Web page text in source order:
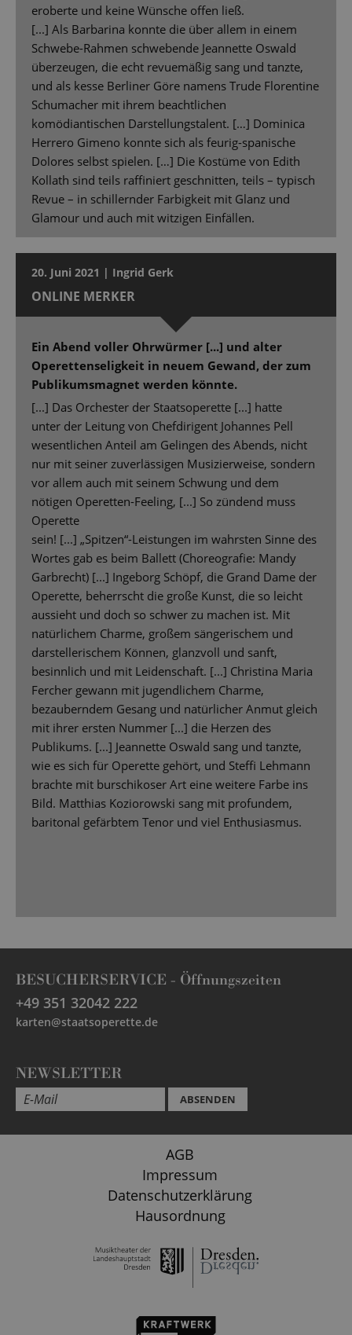
eroberte und keine Wünsche offen ließ.
[...] Als Barbarina konnte die über allem in einem
Schwebe-Rahmen schwebende Jeannette Oswald
überzeugen, die echt revuemäßig sang und tanzte,
und als kesse Berliner Göre namens Trude Florentine
Schumacher mit ihrem beachtlichen
komödiantischen Darstellungstalent. […] Dominica
Herrero Gimeno konnte sich als feurig-spanische
Dolores selbst spielen. […] Die Kostüme von Edith
Kollath sind teils raffiniert geschnitten, teils – typisch
Revue – in schillernder Farbigkeit mit Glanz und
Glamour und auch mit witzigen Einfällen.
20. Juni 2021 | Ingrid Gerk
ONLINE MERKER
Ein Abend voller Ohrwürmer [...] und alter
Operettenseligkeit in neuem Gewand, der zum
Publikumsmagnet werden könnte.
[...] Das Orchester der Staatsoperette [...] hatte
unter der Leitung von Chefdirigent Johannes Pell
wesentlichen Anteil am Gelingen des Abends, nicht
nur mit seiner zuverlässigen Musizierweise, sondern
vor allem auch mit seinem Schwung und dem
nötigen Operetten-Feeling, [...] So zündend muss
Operette
sein! [...] „Spitzen“-Leistungen im wahrsten Sinne des
Wortes gab es beim Ballett (Choreografie: Mandy
Garbrecht) [...] Ingeborg Schöpf, die Grand Dame der
Operette, beherrscht die große Kunst, die so leicht
aussieht und doch so schwer zu machen ist. Mit
natürlichem Charme, großem sängerischem und
darstellerischem Können, glanzvoll und sanft,
besinnlich und mit Leidenschaft. [...] Christina Maria
Fercher gewann mit jugendlichem Charme,
bezauberndem Gesang und natürlicher Anmut gleich
mit ihrer ersten Nummer [...] die Herzen des
Publikums. [...] Jeannette Oswald sang und tanzte,
wie es sich für Operette gehört, und Steffi Lehmann
brachte mit burschikoser Art eine weitere Farbe ins
Bild. Matthias Koziorowski sang mit profundem,
baritonal gefärbtem Tenor und viel Enthusiasmus.
BESUCHERSERVICE - Öffnungszeiten
+49 351 32042 222
karten@staatsoperette.de
NEWSLETTER
ABSENDEN
AGB
Impressum
Datenschutzerklärung
Hausordnung